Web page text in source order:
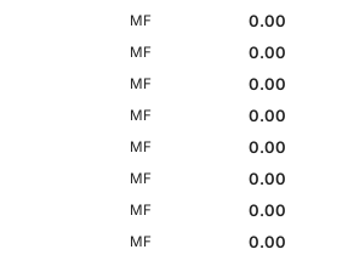
MF
0.00
MF
0.00
MF
0.00
MF
0.00
MF
0.00
MF
0.00
MF
0.00
MF
0.00